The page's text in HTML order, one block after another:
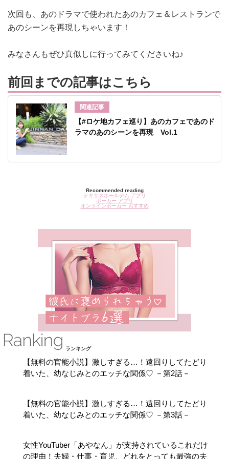
次回も、あのドラマで使われたあのカフェ＆レストランで
あのシーンを再現しちゃいます！
みなさんもぜひ真似しに行ってみてくださいね♪
前回までの記事はこちら
関連記事
【#ロケ地カフェ巡り】あのカフェであのド
ラマのあのシーンを再現 Vol.1
Recommended reading
テキサスホールデム アプリ
ポーカー アプリ
オンラインポーカー おすすめ
ランキング
【無料の官能小説】激しすぎる…！遠回りしてたどり
着いた、幼なじみとのエッチな関係♡ －第2話－
【無料の官能小説】激しすぎる…！遠回りしてたどり
着いた、幼なじみとのエッチな関係♡ －第3話－
女性YouTuber「あやなん」が支持されているこれだけ
の理由！夫婦・仕事・育児、どれをとっても最強の夫